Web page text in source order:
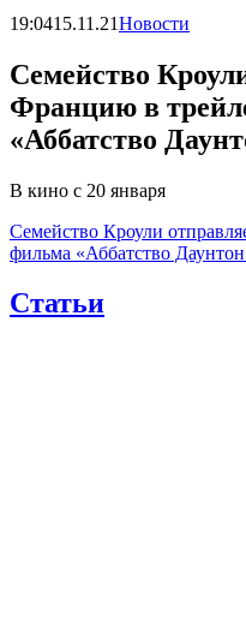
19:0415.11.21Новости
Семейство
Францию в
«Аббатство
В кино с 20 января
Семейство Кроули
фильма «Аббатство
Статьи